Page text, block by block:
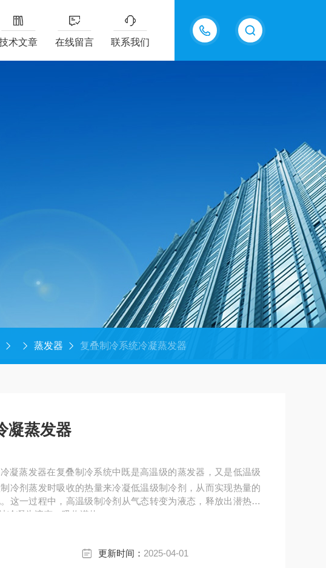
18605483306
术文章 在线留言 联系我们
蒸发器 复叠制冷系统冷凝蒸发器
凝蒸发器
凝蒸发器在复叠制冷系统中既是高温级的蒸发器，又是低温级
冷剂蒸发时吸收的热量来冷凝低温级制冷剂，从而实现热量的
这一过程中，高温级制冷剂从气态转变为液态，释放出潜热；
冷凝为液态，吸收潜热。
更新时间： 2025-04-01